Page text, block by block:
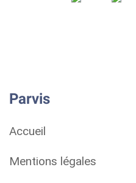
Parvis
Accueil
Mentions légales